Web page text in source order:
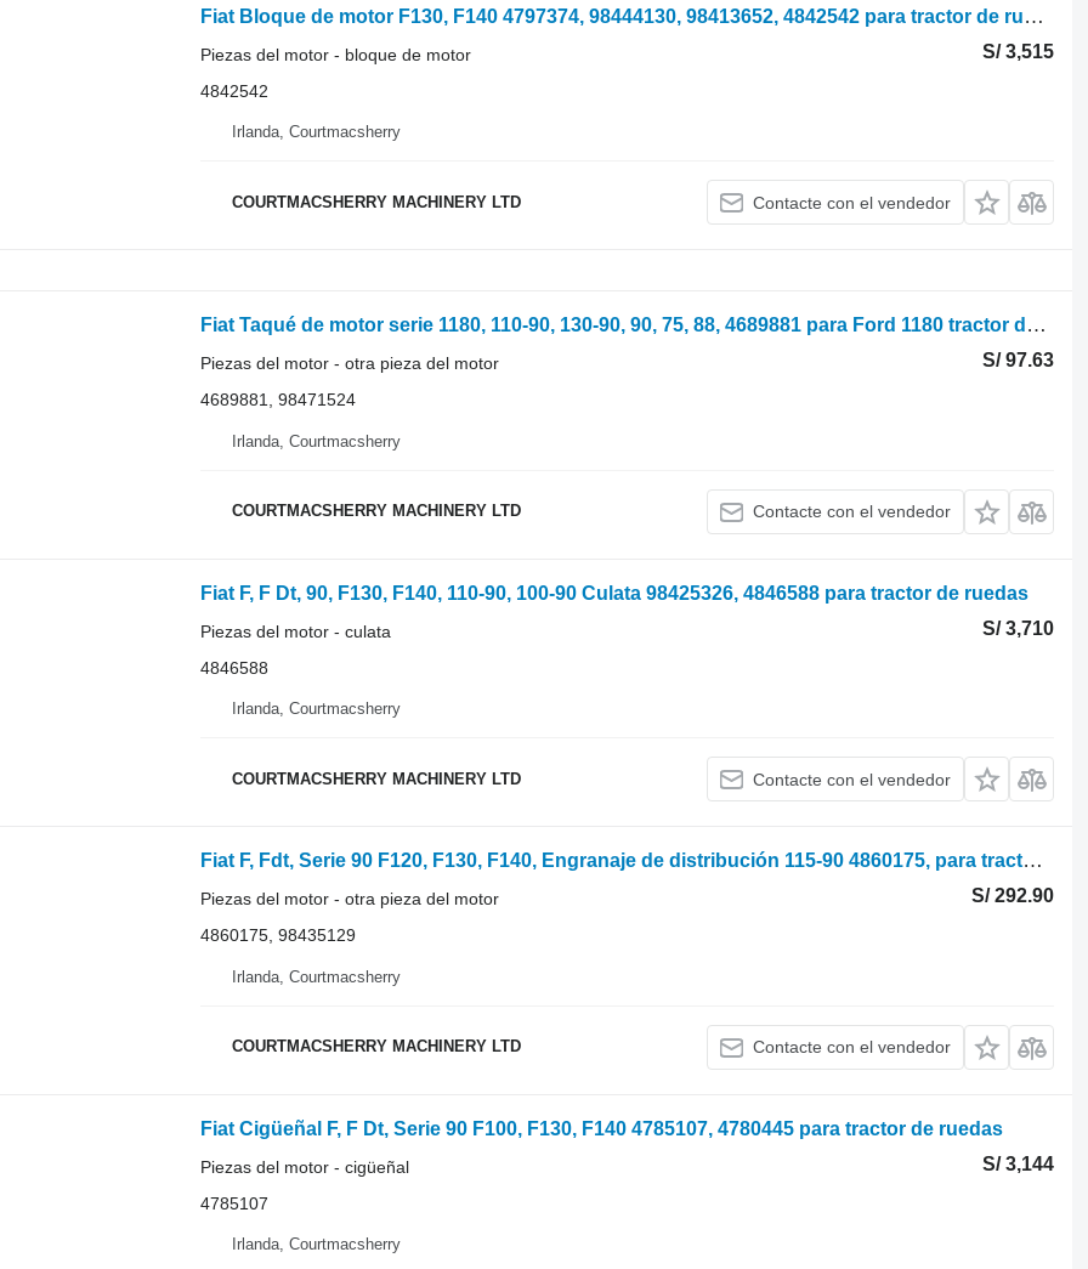
Fiat Bloque de motor F130, F140 4797374, 98444130, 98413652, 4842542 para tractor de ruedas
S/ 3,515
Piezas del motor - bloque de motor
4842542
Irlanda, Courtmacsherry
COURTMACSHERRY MACHINERY LTD Contacte con el vendedor
Fiat Taqué de motor serie 1180, 110-90, 130-90, 90, 75, 88, 4689881 para Ford 1180 tractor de ruedas
S/ 97.63
Piezas del motor - otra pieza del motor
4689881, 98471524
Irlanda, Courtmacsherry
COURTMACSHERRY MACHINERY LTD Contacte con el vendedor
Fiat F, F Dt, 90, F130, F140, 110-90, 100-90 Culata 98425326, 4846588 para tractor de ruedas
S/ 3,710
Piezas del motor - culata
4846588
Irlanda, Courtmacsherry
COURTMACSHERRY MACHINERY LTD Contacte con el vendedor
Fiat F, Fdt, Serie 90 F120, F130, F140, Engranaje de distribución 115-90 4860175, para tractor de ruedas
S/ 292.90
Piezas del motor - otra pieza del motor
4860175, 98435129
Irlanda, Courtmacsherry
COURTMACSHERRY MACHINERY LTD Contacte con el vendedor
Fiat Cigüeñal F, F Dt, Serie 90 F100, F130, F140 4785107, 4780445 para tractor de ruedas
S/ 3,144
Piezas del motor - cigüeñal
4785107
Irlanda, Courtmacsherry